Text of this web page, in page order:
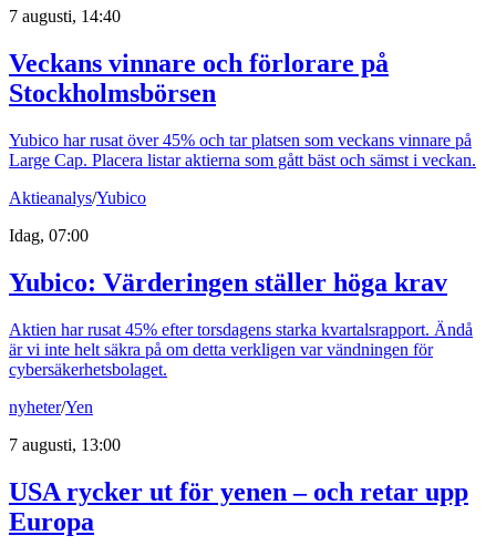
7 augusti, 14:40
Veckans vinnare och förlorare på
Stockholmsbörsen
Yubico har rusat över 45% och tar platsen som veckans vinnare på
Large Cap. Placera listar aktierna som gått bäst och sämst i veckan.
Aktieanalys/Yubico
Idag, 07:00
Yubico: Värderingen ställer höga krav
Aktien har rusat 45% efter torsdagens starka kvartalsrapport. Ändå
är vi inte helt säkra på om detta verkligen var vändningen för
cybersäkerhetsbolaget.
nyheter/Yen
7 augusti, 13:00
USA rycker ut för yenen – och retar upp
Europa